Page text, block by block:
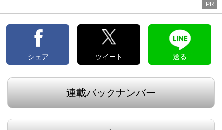
PR
シェア ツイート 送る
連載バックナンバー